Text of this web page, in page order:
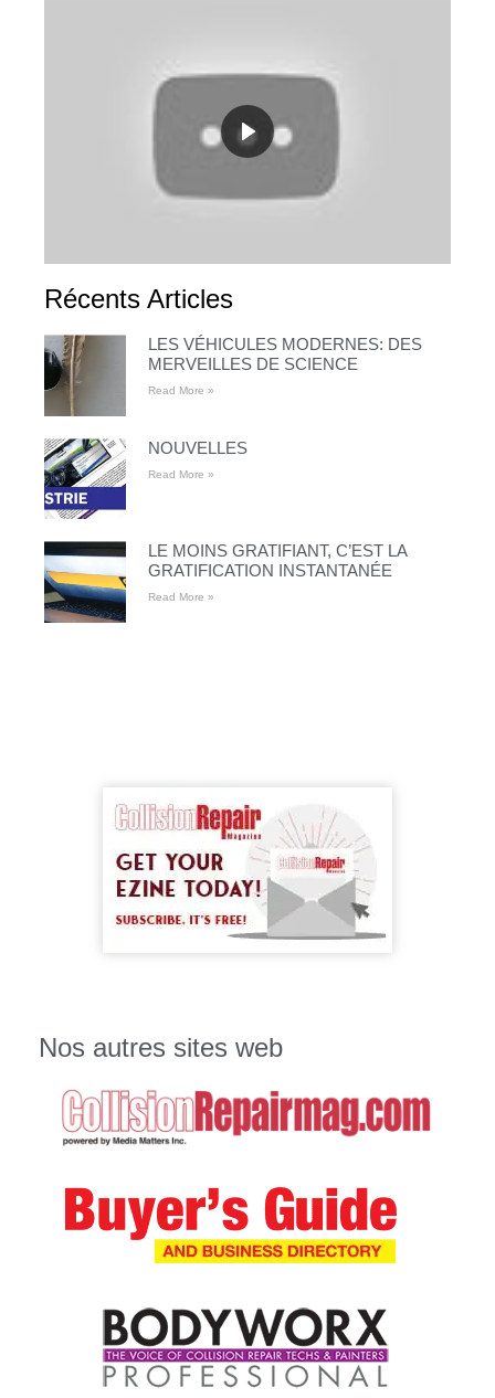
Récents Articles
LES VÉHICULES MODERNES: DES
MERVEILLES DE SCIENCE
Read More »
NOUVELLES
Read More »
LE MOINS GRATIFIANT, C’EST LA
GRATIFICATION INSTANTANÉE
Read More »
Nos autres sites web